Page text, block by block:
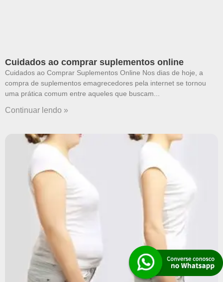
Cuidados ao comprar suplementos online
Cuidados ao Comprar Suplementos Online Nos dias de hoje, a
compra de suplementos emagrecedores pela internet se tornou
uma prática comum entre aqueles que buscam
Continuar lendo »